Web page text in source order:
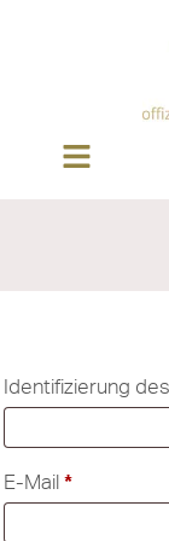
Identifizierung
E-Mail *